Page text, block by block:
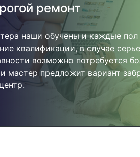
ремонт
наши обучены и каждые пол
квалификации, в случае
возможно потребуется
мастер предложит вариант